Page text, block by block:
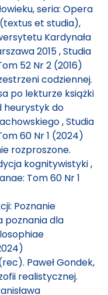
seria: Opera
et studia),
Kardynała
2015,Studia
52 Nr 2 (2016)
codziennej.
po lekturze książki
heurystyk do
,Studia
60 Nr 1 (2024)
rozproszone.
kognitywistyki,
Tom 60 Nr 1
Poznanie
poznania dla
Paweł Gondek,
realistycznej.